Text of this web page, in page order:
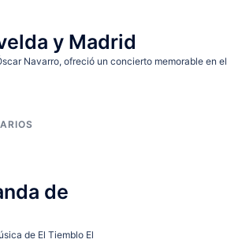
y Madrid
Navarro, ofreció un concierto memorable en el
de
de El Tiemblo El